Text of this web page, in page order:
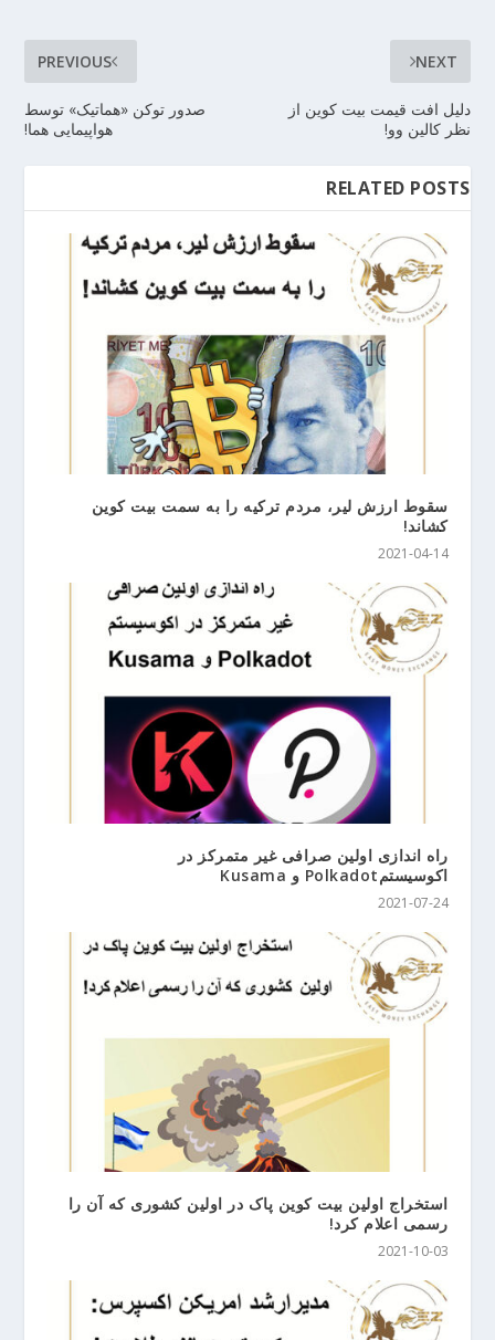
PREVIOUS
صدور توکن «هماتیک» توسط
هواپیمایی هما!
NEXT
دلیل افت قیمت بیت کوین از
نظر کالین وو!
RELATED POSTS
سقوط ارزش لیر، مردم ترکیه را به سمت بیت کوین
کشاند!
2021-04-14
راه اندازی اولین صرافی غیر متمرکز در
اکوسیستمPolkadot و Kusama
2021-07-24
استخراج اولین بیت کوین پاک در اولین کشوری که آن را
رسمی اعلام کرد!
2021-10-03